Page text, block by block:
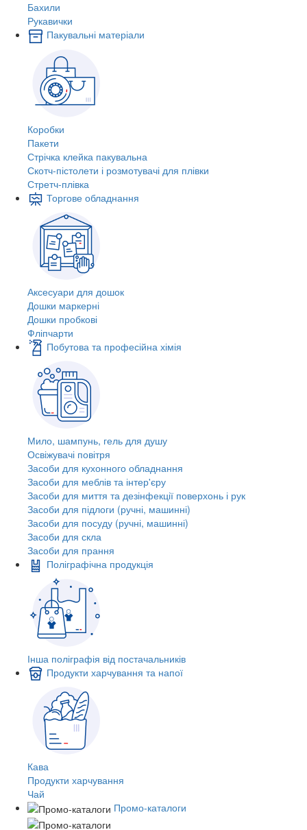
Бахили
Рукавички
Пакувальні матеріали
Коробки
Пакети
Стрічка клейка пакувальна
Скотч-пістолети і розмотувачі для плівки
Стретч-плівка
Торгове обладнання
Аксесуари для дошок
Дошки маркерні
Дошки пробкові
Фліпчарти
Побутова та професійна хімія
Мило, шампунь, гель для душу
Освіжувачі повітря
Засоби для кухонного обладнання
Засоби для меблів та інтер'єру
Засоби для миття та дезінфекції поверхонь і рук
Засоби для підлоги (ручні, машинні)
Засоби для посуду (ручні, машинні)
Засоби для скла
Засоби для прання
Поліграфічна продукція
Інша поліграфія від постачальників
Продукти харчування та напої
Кава
Продукти харчування
Чай
Промо-каталоги